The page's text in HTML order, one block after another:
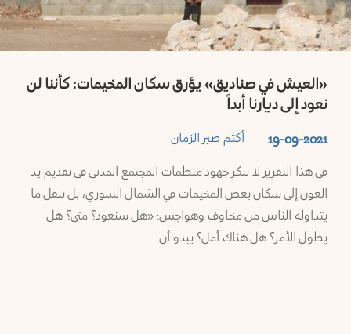
«العيش في صناديق» يؤرق سكان المخيمات: كأننا لن
نعود إلى ديارنا أبداً
أكثم صبر الزمان 19-09-2021
في هذا التقرير لا ننكر جهود منظمات المجتمع المدني في تقديم يد
العون إلى سكان بعض المخيمات في الشمال السوري، بل ننقل ما
يتداوله الناس من مخاوف وهواجس: «هل سنعود؟ متى؟ هل
يطول الأمر؟ هل هناك أمل؟ يبدو أن…